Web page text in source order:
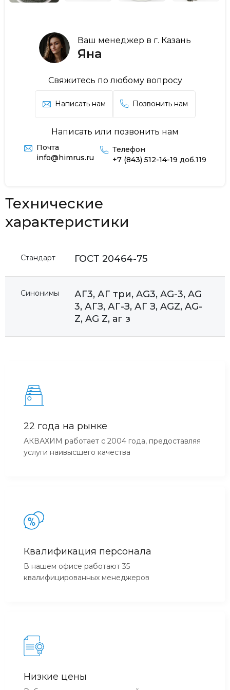
Ваш менеджер в г. Казань
Яна
Свяжитесь по любому вопросу
Написать нам Позвонить нам
Написать или позвонить нам
Почта
info@himrus.ru
Телефон
+7 (843) 512-14-19 доб.119
Технические
характеристики
Стандарт ГОСТ 20464-75
Синонимы
АГ3, АГ три, AG3, AG-3, AG
3, АГЗ, АГ-З, АГ З, AGZ, AG-
Z, AG Z, аг з
22 года на рынке
АКВАХИМ работает с 2004 года, предоставляя
услуги наивысшего качества
Квалификация персонала
В нашем офисе работают 35
квалифицированных менеджеров
Низкие цены